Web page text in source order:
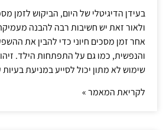
בעידן הדיגיטלי של היום, הביקוש לזמן
ולאור זאת יש חשיבות רבה להבנה
אחר זמן מסכים חיוני כדי להבין את
והנפשית, כמו גם על התפתחות הילד.
שימוש לא מתון יכול לסייע במניעת בעיות
לקריאת המאמר »